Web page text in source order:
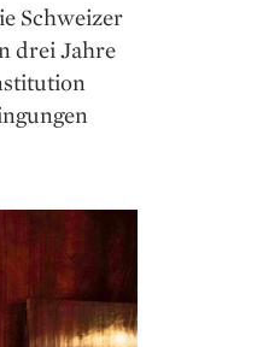
Schweizer
drei Jahre